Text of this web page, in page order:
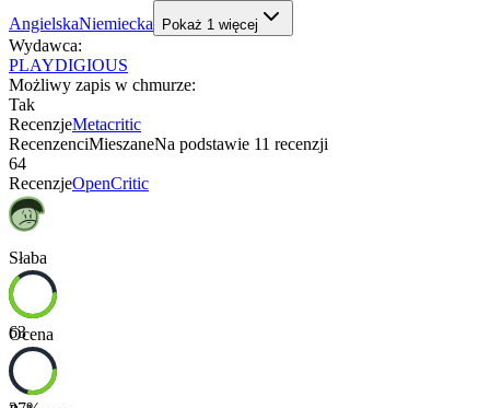
AngielskaNiemiecka Pokaż 1 więcej
Wydawca:
PLAYDIGIOUS
Możliwy zapis w chmurze:
Tak
RecenzjeMetacritic
RecenzenciMieszaneNa podstawie 11 recenzji
64
RecenzjeOpenCritic
Słaba
63
Ocena